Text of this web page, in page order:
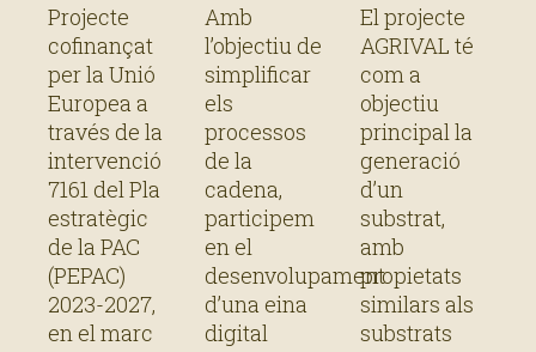
hortícoles
d’alt
valor
afegit
adaptades
al canvi
climàtic
Projecte
cofinançat
per la Unió
Europea a
través de la
intervenció
7161 del Pla
estratègic
de la PAC
(PEPAC)
2023-2027,
en el marc
GEO-
CROP
Amb
l’objectiu de
simplificar
els
processos
de la
cadena,
participem
en el
desenvolupament
d’una eina
digital
AGRIVAL
El projecte
AGRIVAL té
com a
objectiu
principal la
generació
d’un
substrat,
amb
propietats
similars als
substrats